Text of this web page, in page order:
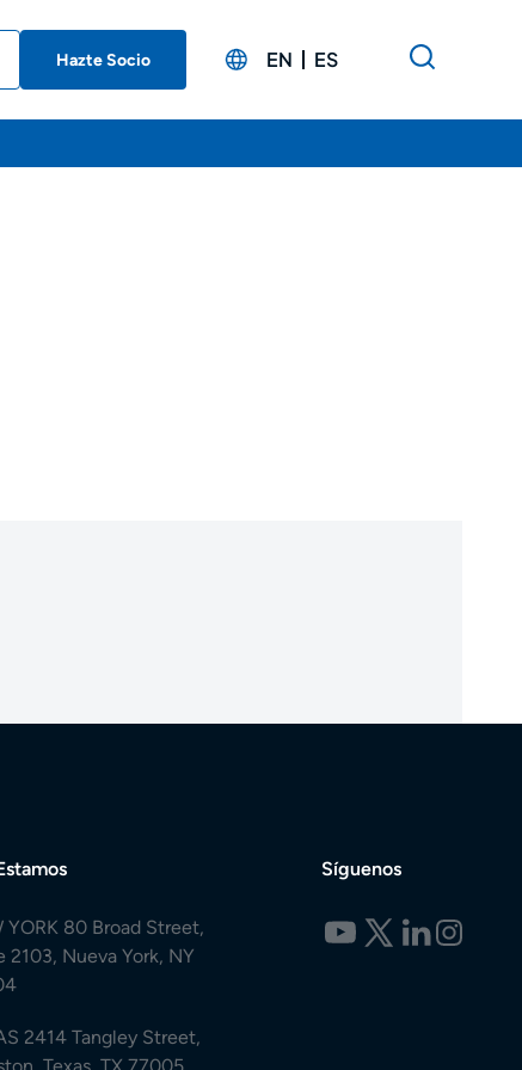
Hazte Socio EN ES
YORK 80 Broad Street,
2103, Nueva York, NY
2414 Tangley Street,
Síguenos